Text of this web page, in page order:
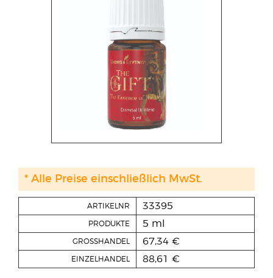
ARTIKELNR 33395
PRODUKTE 5 ml
GROSSHANDEL 67,34 €
EINZELHANDEL 88,61 €
* Alle Preise einschließlich MwSt.